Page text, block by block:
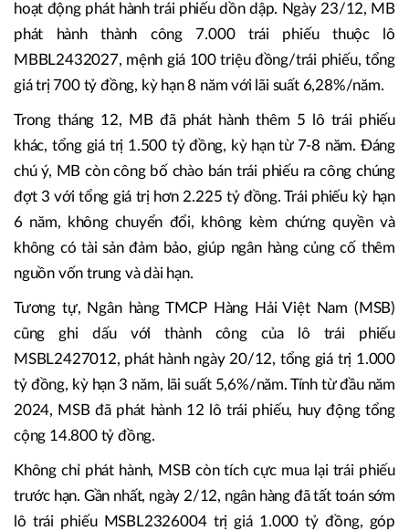
hoạt động phát hành trái phiếu dồn dập. Ngày 23/12, MB
phát hành thành công 7.000 trái phiếu thuộc lô
MBBL2432027, mệnh giá 100 triệu đồng/trái phiếu, tổng
giá trị 700 tỷ đồng, kỳ hạn 8 năm với lãi suất 6,28%/năm.
Trong tháng 12, MB đã phát hành thêm 5 lô trái phiếu
khác, tổng giá trị 1.500 tỷ đồng, kỳ hạn từ 7-8 năm. Đáng
chú ý, MB còn công bố chào bán trái phiếu ra công chúng
đợt 3 với tổng giá trị hơn 2.225 tỷ đồng. Trái phiếu kỳ hạn
6 năm, không chuyển đổi, không kèm chứng quyền và
không có tài sản đảm bảo, giúp ngân hàng củng cố thêm
nguồn vốn trung và dài hạn.
Tương tự, Ngân hàng TMCP Hàng Hải Việt Nam (MSB)
cũng ghi dấu với thành công của lô trái phiếu
MSBL2427012, phát hành ngày 20/12, tổng giá trị 1.000
tỷ đồng, kỳ hạn 3 năm, lãi suất 5,6%/năm. Tính từ đầu năm
2024, MSB đã phát hành 12 lô trái phiếu, huy động tổng
cộng 14.800 tỷ đồng.
Không chỉ phát hành, MSB còn tích cực mua lại trái phiếu
trước hạn. Gần nhất, ngày 2/12, ngân hàng đã tất toán sớm
lô trái phiếu MSBL2326004 trị giá 1.000 tỷ đồng, góp